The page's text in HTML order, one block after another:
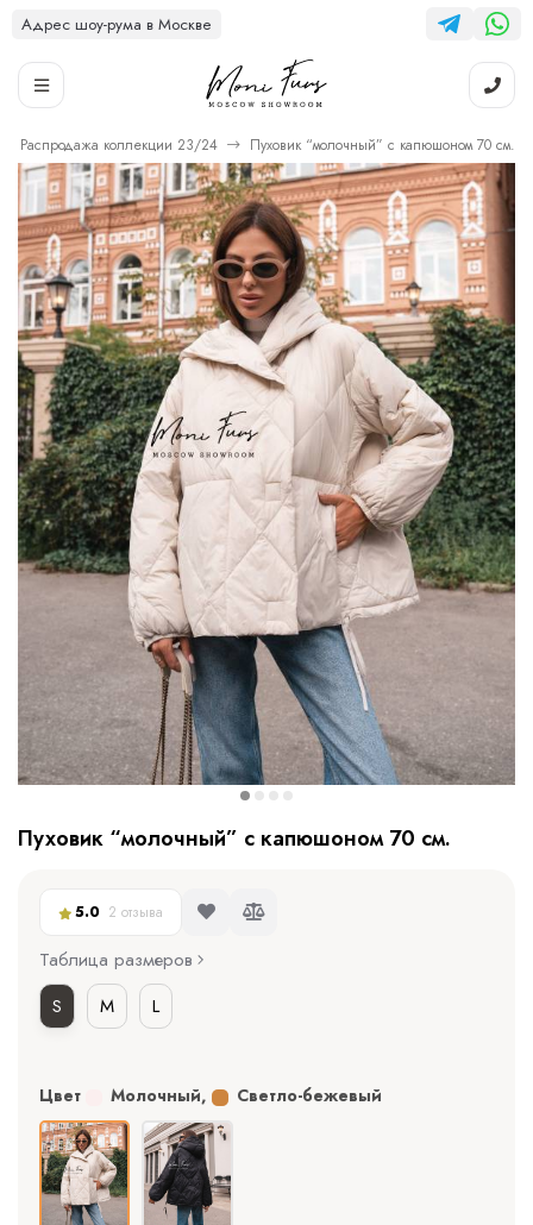
Адрес шоу-рума в Москве
Распродажа коллекции 23/24 Пуховик “молочный” с капюшоном 70 см.
Пуховик “молочный” с капюшоном 70 см.
5.0 2 отзыва
Таблица размеров
S
M L
Цвет Молочный, Светло-бежевый